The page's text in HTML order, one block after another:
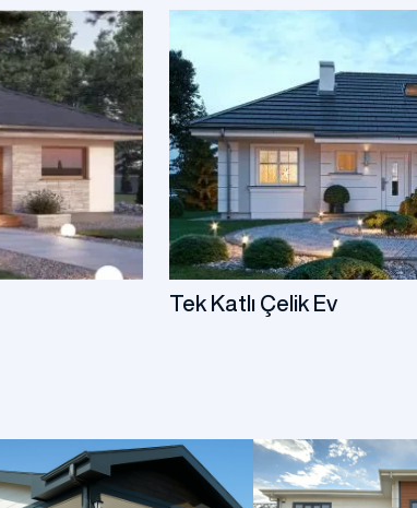
Prefabrik Sosyal Tesis Binaları
Prefabrik Anaokulu Bina
İki Katlı Prefabrik Villa
Tek Katlı Çelik Ev